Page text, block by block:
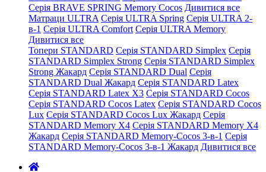
Серія BRAVE SPRING Memory Cocos Дивитися все
Матраци ULTRA Серія ULTRA Spring Серія ULTRA 2-
в-1 Серія ULTRA Comfort Серія ULTRA Memory
Дивитися все
Топери STANDARD Серія STANDARD Simplex Серія
STANDARD Simplex Strong Серія STANDARD Simplex
Strong Жакард Серія STANDARD Dual Серія
STANDARD Dual Жакард Серія STANDARD Latex
Серія STANDARD Latex X3 Серія STANDARD Cocos
Серія STANDARD Cocos Latex Серія STANDARD Cocos
Lux Серія STANDARD Cocos Lux Жакард Серія
STANDARD Memory X4 Серія STANDARD Memory X4
Жакард Серія STANDARD Memory-Cocos 3-в-1 Серія
STANDARD Memory-Cocos 3-в-1 Жакард Дивитися все